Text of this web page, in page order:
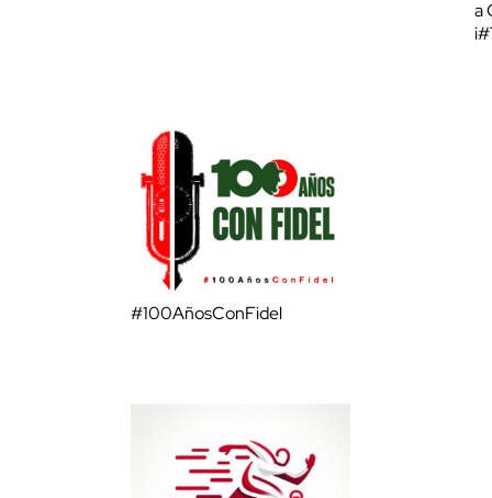
a
#100AñosConFidel